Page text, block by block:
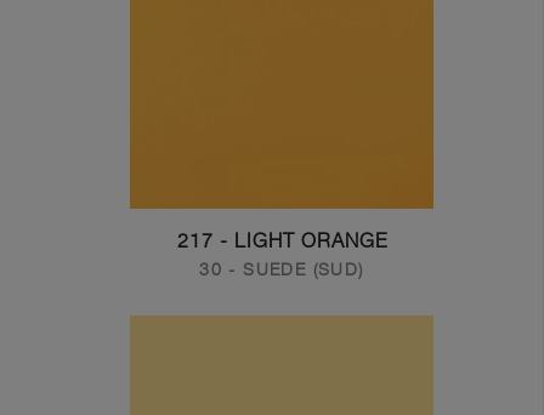
217 - LIGHT ORANGE
30 - SUEDE (SUD)